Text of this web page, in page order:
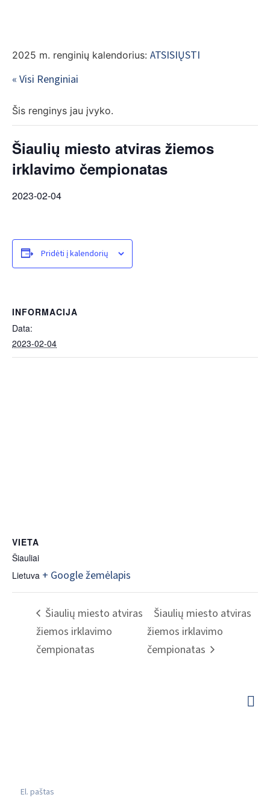
2025 m. renginių kalendorius: ATSISIŲSTI
« Visi Renginiai
Šis renginys jau įvyko.
Šiaulių miesto atviras žiemos
irklavimo čempionatas
2023-02-04
Pridėti į kalendorių
INFORMACIJA
Data:
2023-02-04
VIETA
Šiauliai
Lietuva + Google žemėlapis
Šiaulių miesto atviras
žiemos irklavimo
čempionatas
Šiaulių miesto atviras
žiemos irklavimo
čempionatas